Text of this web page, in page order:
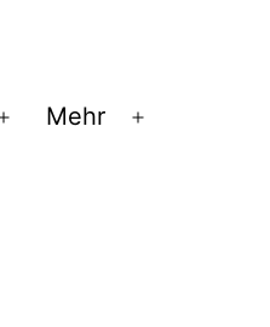
Menü
Mehr